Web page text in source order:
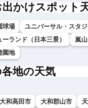
かけスポット
球場 ユニバーサル・スタ
ランド（日本三景）
嵐山
園地
地の天気
大和高田市 大和郡山市